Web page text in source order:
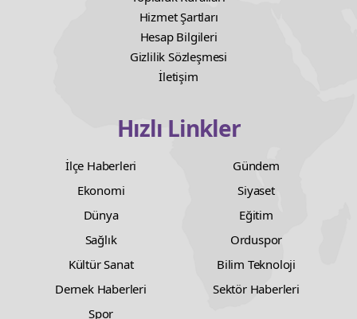
Hizmet Şartları
Hesap Bilgileri
Gizlilik Sözleşmesi
İletişim
Hızlı Linkler
İlçe Haberleri
Gündem
Ekonomi
Siyaset
Dünya
Eğitim
Sağlık
Orduspor
Kültür Sanat
Bilim Teknoloji
Dernek Haberleri
Sektör Haberleri
Spor